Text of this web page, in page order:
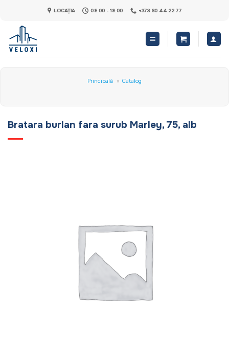
content
LOCAȚIA 08:00 - 18:00 +373 60 44 22 77
Principală » Catalog
Bratara burlan fara surub Marley, 75, alb